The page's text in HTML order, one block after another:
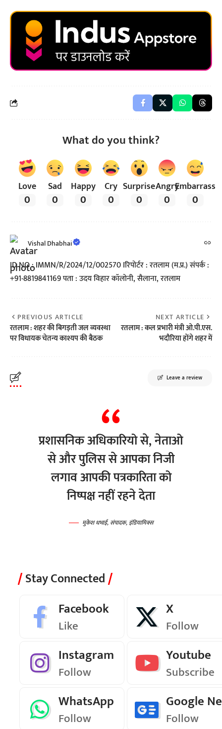
What do you think?
Love
0
Sad
0
Happy
0
Cry
0
Surprise
0
Angry
0
Embarrass
0
Vishal Dhabhai
ID NO : IMMN/R/2024/12/002570 Iरिपोर्टर : रतलाम (म.प्र.) संपर्क :
+91-8819841169 पता : उदय विहार कॉलोनी, सैलाना, रतलाम
PREVIOUS ARTICLE
रतलाम : शहर की बिगड़ती जल व्यवस्था
पर विधायक चेतन्य काश्यप की बैठक
NEXT ARTICLE
रतलाम : कल प्रभारी मंत्री ओ.पी.एस.
भदौरिया होंगे शहर में
Leave a review
प्रशासनिक अधिकारियो से, नेताओ
से और पुलिस से आपका निजी
लगाव आपकी पत्रकारिता को
निष्पक्ष नहीं रहने देता
मुकेश धभाई, संपादक, इंडियामिक्स
Stay Connected
Facebook
Like
X
Follow
Instagram
Follow
Youtube
Subscribe
WhatsApp
Follow
Google
Follow